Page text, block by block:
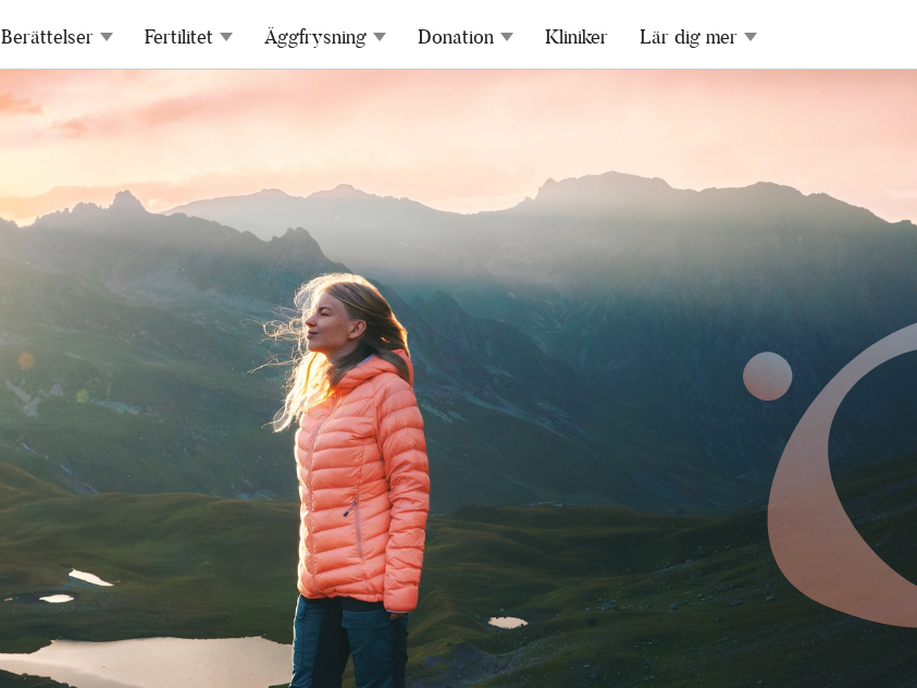
Berättelser Fertilitet Äggfrysning Donation Kliniker Lär dig mer